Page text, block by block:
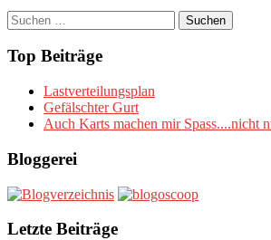
Suchen
nach:
Top Beiträge
Lastverteilungsplan
Gefälschter Gurt
Auch Karts machen mir Spass....nicht
Bloggerei
Letzte Beiträge